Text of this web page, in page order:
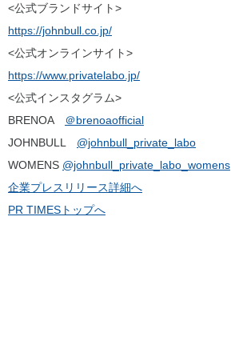
<公式ブランドサイト>
https://johnbull.co.jp/
<公式オンラインサイト>
https://www.privatelabo.jp/
<公式インスタグラム>
BRENOA ＠brenoaofficial
JOHNBULL @johnbull_private_labo
WOMENS @johnbull_private_labo_womens
企業プレスリリース詳細へ
PR TIMESトップへ